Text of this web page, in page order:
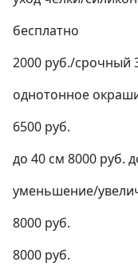
бесплатно
2000 руб./срочный
однотонное
6500 руб.
до 40 см 8000 руб.
уменьшение/
8000 руб.
8000 руб.